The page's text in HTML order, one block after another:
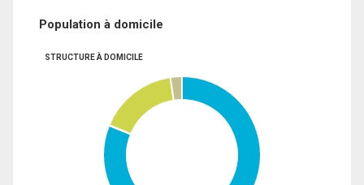
Population à domicile
STRUCTURE À DOMICILE